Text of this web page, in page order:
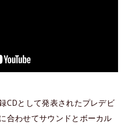
CDとして発表されたプレデビ
合わせてサウンドとボーカル